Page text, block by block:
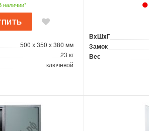
наличии*
500 x 350 x 380 мм
23 кг
ключевой
ВxШxГ
Замок
Вес